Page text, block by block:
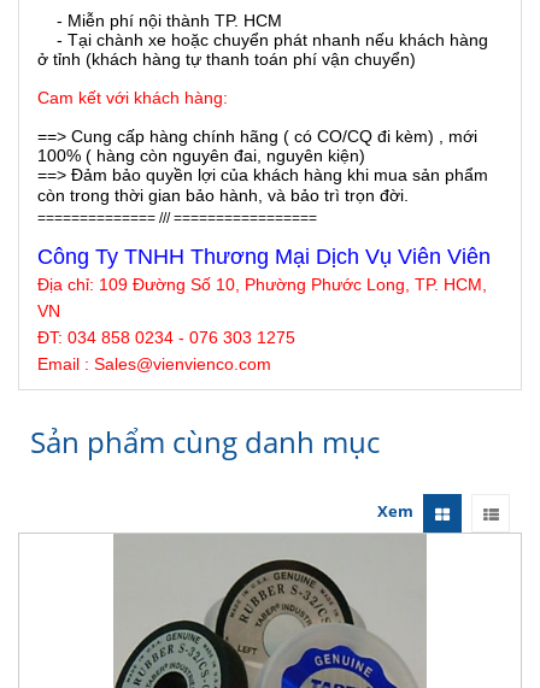
- Miễn phí nội thành TP. HCM
- Tại chành xe hoặc chuyển phát nhanh nếu khách hàng
ở tỉnh (khách hàng tự thanh toán phí vận chuyển)
Cam kết với khách hàng:
==> Cung cấp hàng chính hãng ( có CO/CQ đi kèm) , mới
100% ( hàng còn nguyên đai, nguyên kiện)
==> Đảm bảo quyền lợi của khách hàng khi mua sản phẩm
còn trong thời gian bảo hành, và bảo trì trọn đời.
============== /// =================
Công Ty TNHH Thương Mại Dịch Vụ Viên Viên
Địa chỉ: 109 Đường Số 10, Phường Phước Long, TP. HCM,
VN
ĐT: 034 858 0234 - 076 303 1275
Email : Sales@vienvienco .com
Sản phẩm cùng danh mục
Xem